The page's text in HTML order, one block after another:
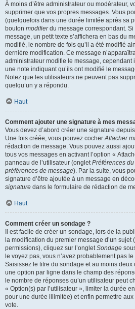
À moins d’être administrateur ou modérateur,
supprimer que vos propres messages. Vous
(quelquefois dans une durée limitée après sa
bouton modifierdu message correspondant.
message, un petit texte s’affichera en bas du
modifié, le nombre de fois qu’il a été modifié
dernière modification. Ce message
administrateur modifie le message,
une note indiquant qu’ils ont modifié le
Notez que les utilisateurs ne peuvent pas
quelqu’un y a répondu.
Haut
Comment ajouter une signature à mes
Vous devez d’abord créer une signature
Une fois créée, vous pouvez cocherAttacher
rédaction de message. Vous pouvez aussi
tous vos messages en activant l’option «
panneau de l’utilisateur (ongletPréférences
préférences de message). Par la suite, vous
signature d’être ajoutée à un message en
signature dans le formulaire de rédaction de
Haut
Comment créer un sondage ?
Il est facile de créer un sondage, lors de la
la modification du premier message d’un sujet
permissions), cliquez sur l’ongletSondage
le voyez pas, vous n’avez probablement pas
Saisissez le titre du sondage et au moins
une option par ligne dans le champ des
le nombre de réponses qu’un utilisateur peut
« Option(s) par l’utilisateur », limiter la durée
pour une durée illimitée) et enfin permettre
vote.